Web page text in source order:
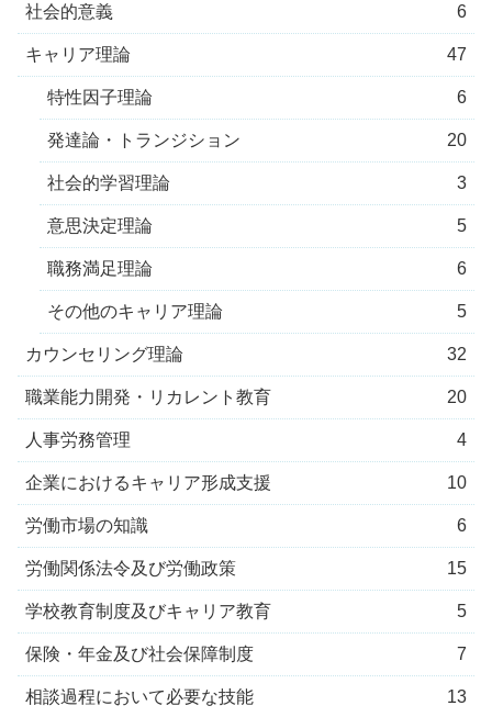
社会的意義 6
キャリア理論 47
特性因子理論 6
発達論・トランジション 20
社会的学習理論 3
意思決定理論 5
職務満足理論 6
その他のキャリア理論 5
カウンセリング理論 32
職業能力開発・リカレント教育 20
人事労務管理 4
企業におけるキャリア形成支援 10
労働市場の知識 6
労働関係法令及び労働政策 15
学校教育制度及びキャリア教育 5
保険・年金及び社会保障制度 7
相談過程において必要な技能 13